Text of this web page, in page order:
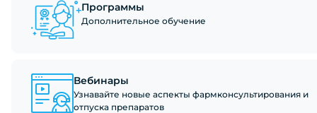
Программы
Дополнительное обучение
Вебинары
Узнавайте новые аспекты фармконсультирования и
отпуска препаратов